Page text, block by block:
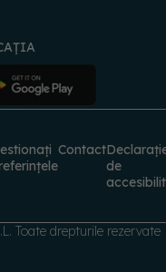
Contact
de
Toate drepturile rezervate